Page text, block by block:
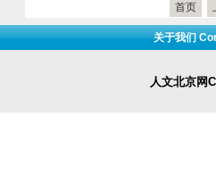
首页
人文北京网
关于我们